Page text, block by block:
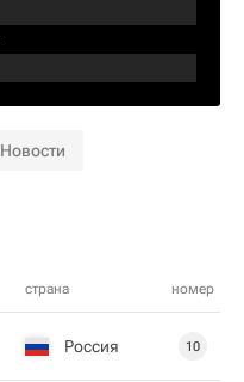
Новости
страна номер
Россия 10